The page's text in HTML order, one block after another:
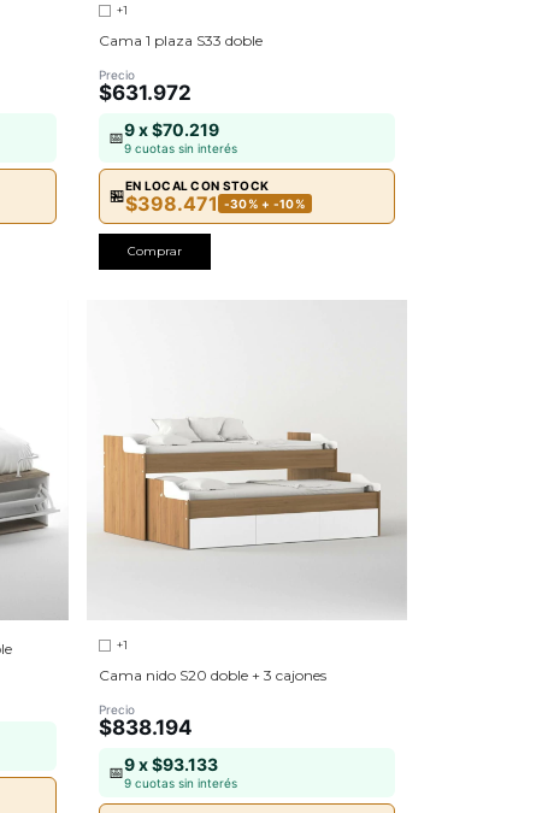
+1
Cama 1 plaza S33 doble
Precio
$631.972
📅9 x $70.219
9 cuotas sin interés
🏪
EN LOCAL CON STOCK
$398.471 -30% + -10%
Comprar
+1
Cama nido S20 doble + 3 cajones
Precio
$838.194
📅9 x $93.133
9 cuotas sin interés